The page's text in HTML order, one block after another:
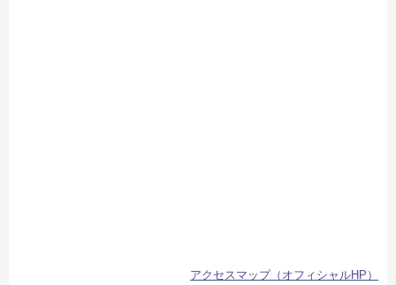
アクセスマップ（オフィシャルHP）